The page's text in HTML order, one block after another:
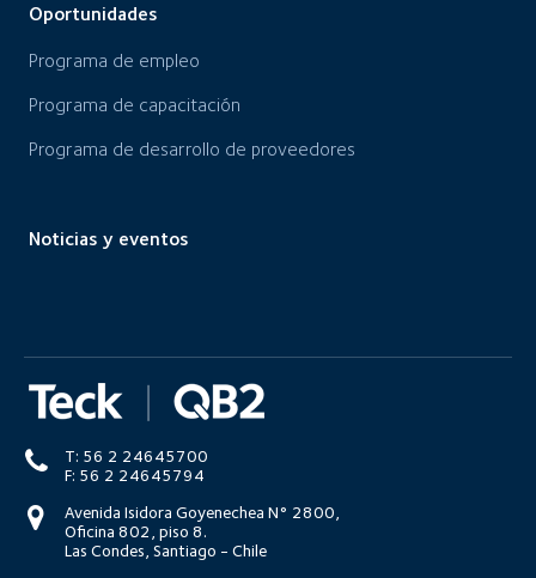
Oportunidades
Programa de empleo
Programa de capacitación
Programa de desarrollo de proveedores
Noticias y eventos
T: 56 2 24645700
F: 56 2 24645794
Avenida Isidora Goyenechea N° 2800,
Oficina 802, piso 8.
Las Condes, Santiago - Chile